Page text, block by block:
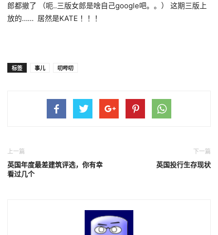
郎都撤了 （呃..三版女郎是啥自己google吧。。） 这期三版上
放的…… 居然是KATE ！！！
标签 事儿 叨哔叨
上一篇
英国年度最差建筑评选，你有幸
看过几个
下一篇
英国投行生存现状